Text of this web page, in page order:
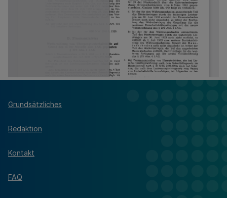
Grundsätzliches
Redaktion
Kontakt
FAQ